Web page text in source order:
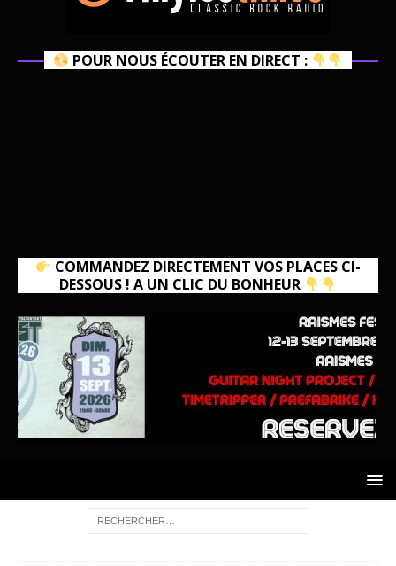
POUR NOUS ÉCOUTER EN DIRECT :
COMMANDEZ DIRECTEMENT VOS PLACES CI-
DESSOUS ! A UN CLIC DU BONHEUR